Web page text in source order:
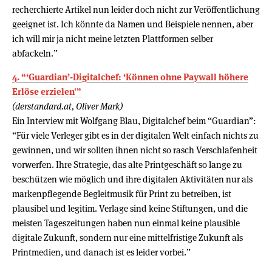
recherchierte Artikel nun leider doch nicht zur Veröffentlichung
geeignet ist. Ich könnte da Namen und Beispiele nennen, aber
ich will mir ja nicht meine letzten Plattformen selber
abfackeln.”
4. “‘Guardian’-Digitalchef: ‘Können ohne Paywall höhere
Erlöse erzielen'”
(derstandard.at, Oliver Mark)
Ein Interview mit Wolfgang Blau, Digitalchef beim “Guardian”:
“Für viele Verleger gibt es in der digitalen Welt einfach nichts zu
gewinnen, und wir sollten ihnen nicht so rasch Verschlafenheit
vorwerfen. Ihre Strategie, das alte Printgeschäft so lange zu
beschützen wie möglich und ihre digitalen Aktivitäten nur als
markenpflegende Begleitmusik für Print zu betreiben, ist
plausibel und legitim. Verlage sind keine Stiftungen, und die
meisten Tageszeitungen haben nun einmal keine plausible
digitale Zukunft, sondern nur eine mittelfristige Zukunft als
Printmedien, und danach ist es leider vorbei.”